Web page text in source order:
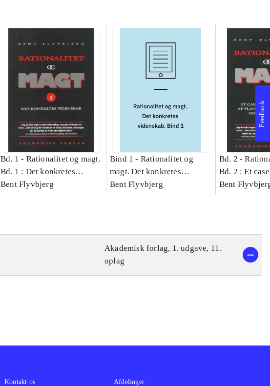
Bd. 1 - Rationalitet og magt.
Bd. 1 : Det konkretes
videnskab
Bent Flyvbjerg
Bind 1 - Rationalitet og
magt. Det konkretes
videnskab. Bind 1
Bent Flyvbjerg
Bd. 2 -
Bd. 2 : Et
studie af
Bent
Akademisk forlag, 1. udgave, 11.
oplag
Feedback
Kontakt os Afdelinger